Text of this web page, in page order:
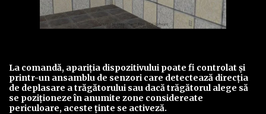
La comandă, apariţia dispozitivului poate fi controlat şi
printr-un ansamblu de senzori care detectează direcţia
de deplasare a trăgătorului sau dacă trăgătorul alege să
se poziţioneze în anumite zone considereate
periculoare, aceste ţinte se activeză.